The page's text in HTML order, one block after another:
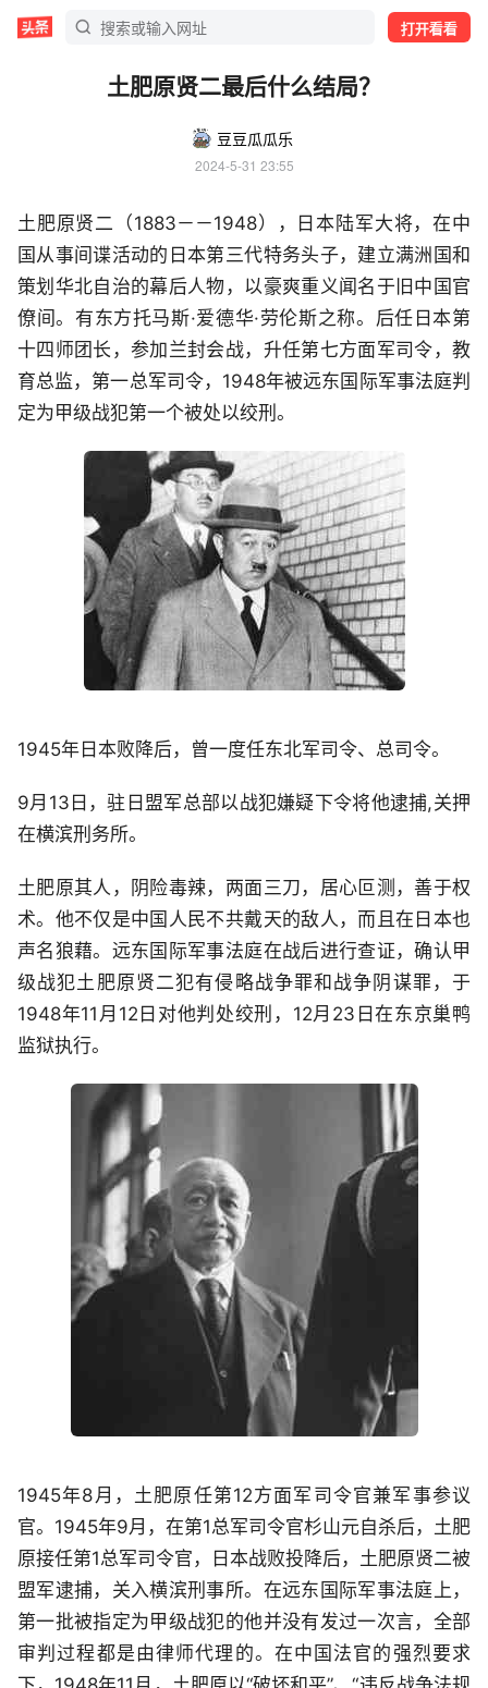
打开看看
土肥原贤二最后什么结局？
豆豆瓜瓜乐
2024-5-31 23:55
土肥原贤二（1883－－1948），日本陆军大将，在中
国从事间谍活动的日本第三代特务头子，建立满洲国和
策划华北自治的幕后人物，以豪爽重义闻名于旧中国官
僚间。有东方托马斯·爱德华·劳伦斯之称。后任日本第
十四师团长，参加兰封会战，升任第七方面军司令，教
育总监，第一总军司令，1948年被远东国际军事法庭判
定为甲级战犯第一个被处以绞刑。
1945年日本败降后，曾一度任东北军司令、总司令。
9月13日，驻日盟军总部以战犯嫌疑下令将他逮捕,关押
在横滨刑务所。
土肥原其人，阴险毒辣，两面三刀，居心叵测，善于权
术。他不仅是中国人民不共戴天的敌人，而且在日本也
声名狼藉。远东国际军事法庭在战后进行查证，确认甲
级战犯土肥原贤二犯有侵略战争罪和战争阴谋罪，于
1948年11月12日对他判处绞刑，12月23日在东京巢鸭
监狱执行。
1945年8月，土肥原任第12方面军司令官兼军事参议
官。1945年9月，在第1总军司令官杉山元自杀后，土肥
原接任第1总军司令官，日本战败投降后，土肥原贤二被
盟军逮捕，关入横滨刑事所。在远东国际军事法庭上，
第一批被指定为甲级战犯的他并没有发过一次言，全部
审判过程都是由律师代理的。在中国法官的强烈要求